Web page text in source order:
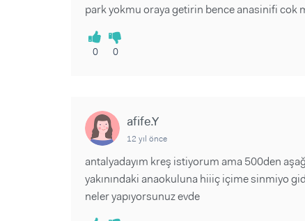
park yokmu oraya getirin bence anasinifi cok
0 0
afife.Y
12 yıl önce
antalyadayım kreş istiyorum ama 500den
yakınındaki anaokuluna hiiiç içime sinmiyo
neler yapıyorsunuz evde